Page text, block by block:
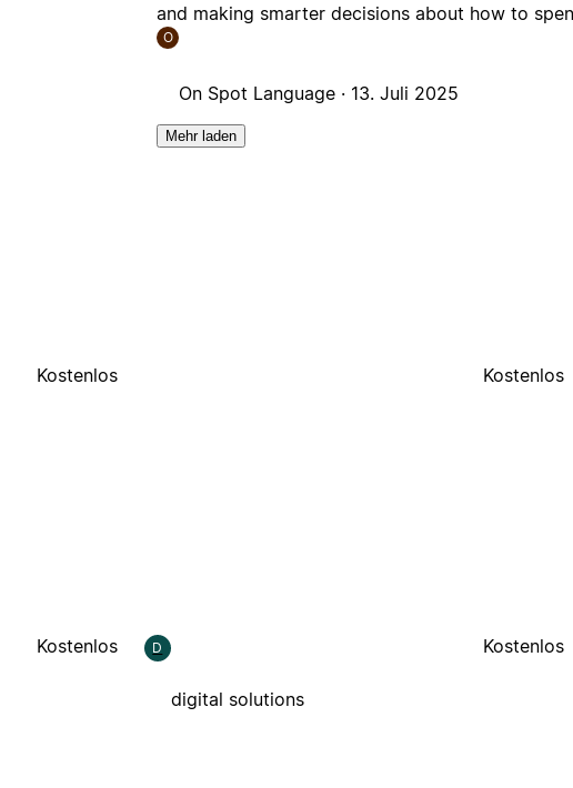
and making smarter decisions about how to
O
On Spot Language · 13. Juli 2025
Mehr laden
Kostenlos Kostenlos
Kostenlos D
digital solutions
Kostenlos